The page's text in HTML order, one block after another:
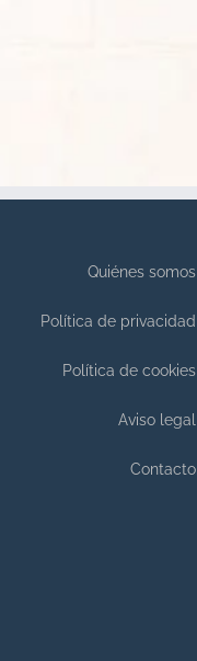
Quiénes somos
Política de privacidad
Política de cookies
Aviso legal
Contacto